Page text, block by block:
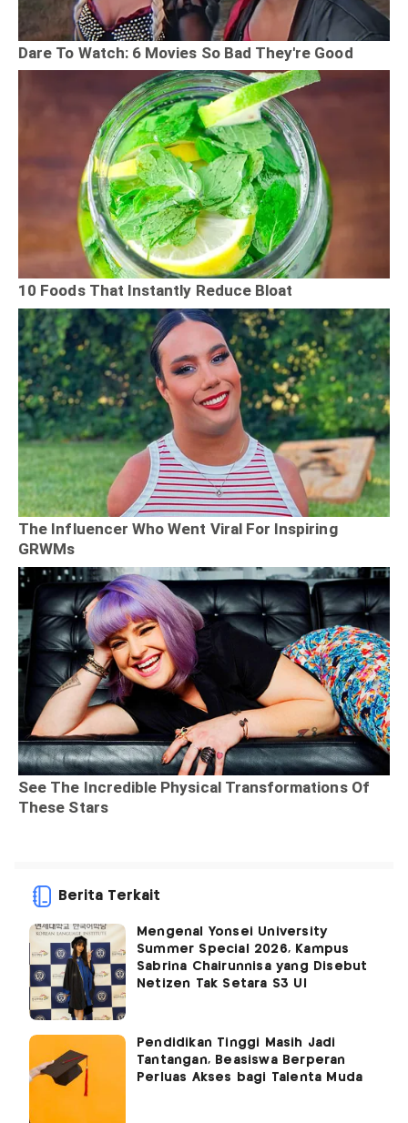
Berita Terkait
Mengenal Yonsei University
Summer Special 2026, Kampus
Sabrina Chairunnisa yang Disebut
Netizen Tak Setara S3 UI
Pendidikan Tinggi Masih Jadi
Tantangan, Beasiswa Berperan
Perluas Akses bagi Talenta Muda